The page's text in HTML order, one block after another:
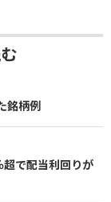
銘柄例
超で配当利回りが